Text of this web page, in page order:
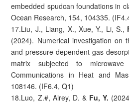
embedded spudcan foundations in
Ocean Research, 154, 104335.
17.Liu, J., Liang, X., Xue, Y., Li, S.,
(2024). Numerical investigation on
and pressure-dependent gas
matrix subjected to microwave
Communications in Heat and
108146. (IF6.4, Q1)
18.Luo, Z.#, Airey, D. & Fu, Y.